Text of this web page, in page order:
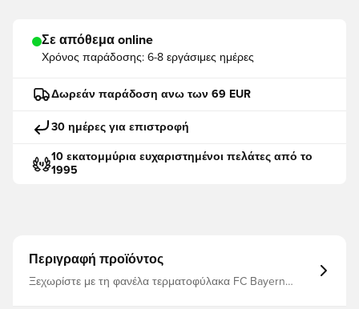
Σε απόθεμα online
Χρόνος παράδοσης: 6-8 εργάσιμες ημέρες
Δωρεάν παράδοση ανω των 69 EUR
30 ημέρες για επιστροφή
10 εκατομμύρια ευχαριστημένοι πελάτες από το
1995
Περιγραφή προϊόντος
Ξεχωρίστε με τη φανέλα τερματοφύλακα FC Bayern